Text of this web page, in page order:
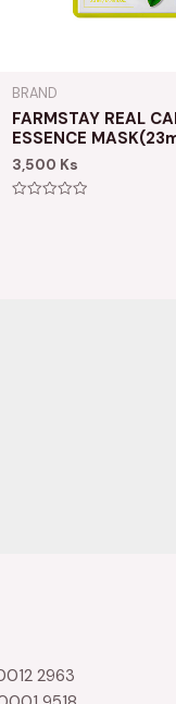
BRAND
FARMSTAY REAL
ESSENCE
3,500 Ks
2963